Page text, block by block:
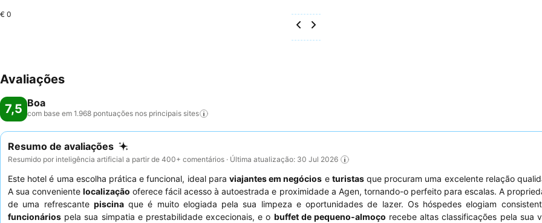
€ 0
Avaliações
7,5 Boa
com base em 1.968 pontuações nos principais sites
Resumo de avaliações
Resumido por inteligência artificial a partir de 400+ comentários · Última atualização: 30 Jul 2026
Este hotel é uma escolha prática e funcional, ideal para viajantes em negócios e turistasque procuram uma excelente relação
A sua convenientelocalização oferece fácil acesso à autoestrada e proximidade a Agen, tornando-o perfeito para escalas. A
de uma refrescante piscinaque é muito elogiada pela sua limpeza e oportunidades de lazer. Os hóspedes elogiam
funcionários pela sua simpatia e prestabilidade excecionais, e o buffet de pequeno-almoço recebe altas classificações pela sua